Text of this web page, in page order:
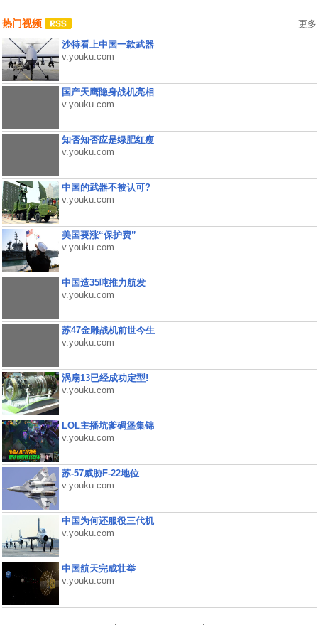
热门视频 更多
沙特看上中国一款武器
v.youku.com
国产天鹰隐身战机亮相
v.youku.com
知否知否应是绿肥红瘦
v.youku.com
中国的武器不被认可?
v.youku.com
美国要涨“保护费”
v.youku.com
中国造35吨推力航发
v.youku.com
苏47金雕战机前世今生
v.youku.com
涡扇13已经成功定型!
v.youku.com
LOL主播坑爹碉堡集锦
v.youku.com
苏-57威胁F-22地位
v.youku.com
中国为何还服役三代机
v.youku.com
中国航天完成壮举
v.youku.com